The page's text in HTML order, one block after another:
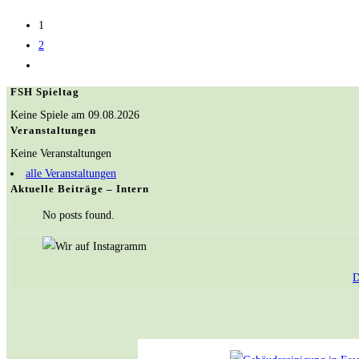
1
2
zur
Seite
FSH Spieltag
Keine Spiele am 09.08.2026
Veranstaltungen
Keine Veranstaltungen
alle Veranstaltungen
Aktuelle Beiträge – Intern
No posts found.